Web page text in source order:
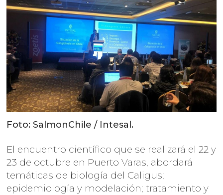
Foto: SalmonChile / Intesal.
El encuentro científico que se realizará el 22 y
23 de octubre en Puerto Varas, abordará
temáticas de biología del Caligus;
epidemiología y modelación; tratamiento y